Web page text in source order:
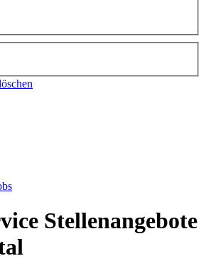
Stellenangebote